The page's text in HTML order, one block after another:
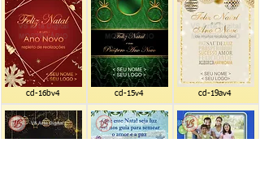
cd-16bv4 cd-15v4 cd-19av4